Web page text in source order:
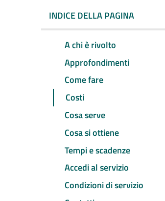
INDICE DELLA PAGINA
A chi è rivolto
Approfondimenti
Come fare
Costi
Cosa serve
Cosa si ottiene
Tempi e scadenze
Accedi al servizio
Condizioni di servizio